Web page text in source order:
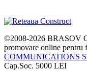
©2008-2026 BRASOV
promovare online pentru
COMMUNICATIONS
Cap.Soc. 5000 LEI